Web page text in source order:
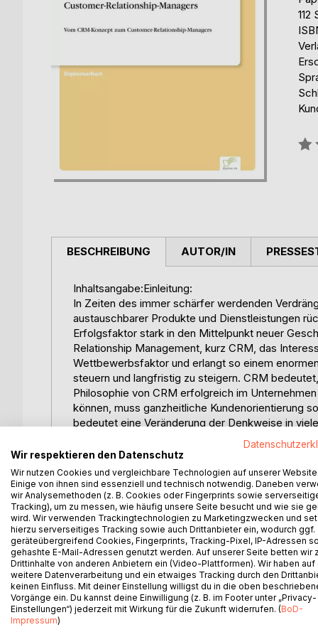
112
BESCHREIBUNG
Inhaltsangabe:Einleitung:
In Zeiten des immer schärfer werdenden
austauschbarer Produkte und Dienstleistungen
Erfolgsfaktor stark in den Mittelpunkt neuer
Relationship Management, kurz CRM, das
Wettbewerbsfaktor und erlangt so einem
steuern und langfristig zu steigern. CRM
Philosophie von CRM erfolgreich im
können, muss ganzheitliche Kundenorientierung
bedeutet eine Veränderung der Denkweise in
kundennahen Unternehmensbereichen
Mit zunehmender Relevanz von CRM muss es in
vollständigen Ausrichtung des Unternehmens auf
verfolgt das Ziel, den Aufbau, Erhalt und
der Sicherstellung des Unternehmenserfolges
vorhandenen Prozesse an den Wünschen der
Unternehmen. Ein Ansatz zur
Ziel dieser Arbeit ist es, CRM als
Grundlage, Ansätze für eine Stellenbeschreibung
Unternehmen aufzuzeigen. Da es wesentliche
erfordern, wird in dieser Arbeit nur der
Gang der Untersuchung:
Die vorliegende Arbeit ist in fünf Kapitel
erklärende Grundlagen. Im darauffolgenden
AUTOR/IN
Wir respektieren den Datenschutz
Wir nutzen Cookies und vergleichbare Technologien auf unserer Website.
Einige von ihnen sind essenziell und technisch notwendig. Daneben
wir Analysemethoden (z. B. Cookies oder Fingerprints sowie
Tracking), um zu messen, wie häufig unsere Seite besucht und wie sie
wird. Wir verwenden Trackingtechnologien zu Marketingzwecken und
hierzu serverseitiges Tracking sowie auch Drittanbieter ein, wodurch ggf.
geräteübergreifend Cookies, Fingerprints, Tracking-Pixel, IP-Adressen
gehashte E-Mail-Adressen genutzt werden. Auf unserer Seite betten wir
Drittinhalte von anderen Anbietern ein (Video-Plattformen). Wir haben auf
weitere Datenverarbeitung und ein etwaiges Tracking durch den
keinen Einfluss. Mit deiner Einstellung willigst du in die oben
Vorgänge ein. Du kannst deine Einwilligung (z. B. im Footer unter „Privacy-
Einstellungen“) jederzeit mit Wirkung für die Zukunft widerrufen. (BoD-
Impressum)